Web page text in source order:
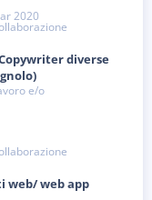
2020
diverse
e/o
web/ web app